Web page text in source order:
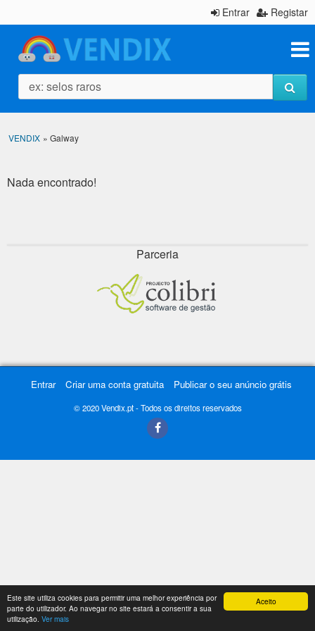
Aceito
Este site utiliza cookies para permitir uma melhor experiência por
parte do utilizador. Ao navegar no site estará a consentir a sua
utilização. Ver mais
Entrar Registar
ex: selos raros
VENDIX » Galway
Nada encontrado!
Parceria
Entrar Criar uma conta gratuita Publicar o seu anúncio grátis
© 2020 Vendix.pt - Todos os direitos reservados